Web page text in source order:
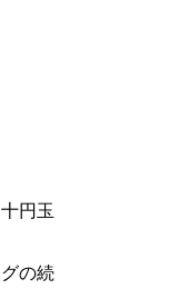
円玉
の続